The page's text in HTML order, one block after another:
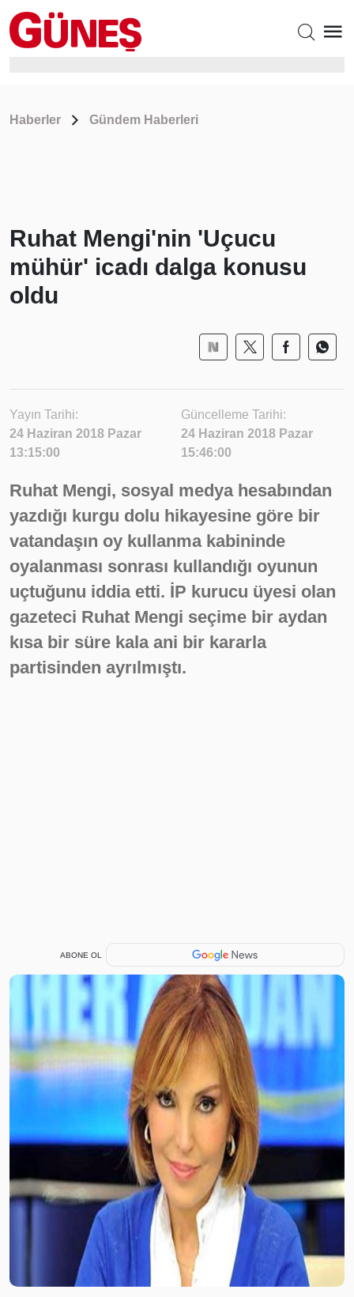
Haberler Gündem Haberleri
Ruhat Mengi'nin 'Uçucu
mühür' icadı dalga konusu
oldu
Yayın Tarihi:
24 Haziran 2018 Pazar
13:15:00
Güncelleme Tarihi:
24 Haziran 2018 Pazar
15:46:00
Ruhat Mengi, sosyal medya hesabından
yazdığı kurgu dolu hikayesine göre bir
vatandaşın oy kullanma kabininde
oyalanması sonrası kullandığı oyunun
uçtuğunu iddia etti. İP kurucu üyesi olan
gazeteci Ruhat Mengi seçime bir aydan
kısa bir süre kala ani bir kararla
partisinden ayrılmıştı.
ABONE OL